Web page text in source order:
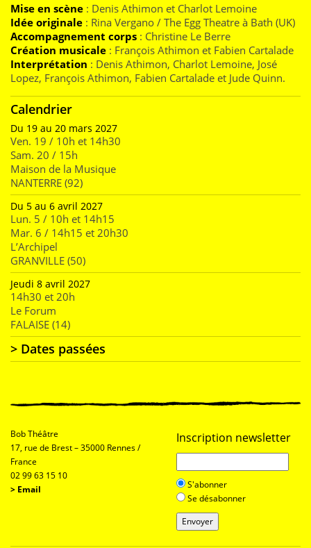
Mise en scène : Denis Athimon et Charlot Lemoine
Idée originale : Rina Vergano / The Egg Theatre à Bath (UK)
Accompagnement corps : Christine Le Berre
Création musicale : François Athimon et Fabien Cartalade
Interprétation : Denis Athimon, Charlot Lemoine, José
Lopez, François Athimon, Fabien Cartalade et Jude Quinn.
Calendrier
Du 19 au 20 mars 2027
Ven. 19 / 10h et 14h30
Sam. 20 / 15h
Maison de la Musique
NANTERRE (92)
Du 5 au 6 avril 2027
Lun. 5 / 10h et 14h15
Mar. 6 / 14h15 et 20h30
L’Archipel
GRANVILLE (50)
Jeudi 8 avril 2027
14h30 et 20h
Le Forum
FALAISE (14)
> Dates passées
Bob Théâtre
17, rue de Brest – 35000 Rennes /
France
02 99 63 15 10
> Email
Inscription newsletter
S'abonner
Se désabonner